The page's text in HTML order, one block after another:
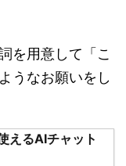
を用意して「こ
うなお願いをし
えるAIチャット